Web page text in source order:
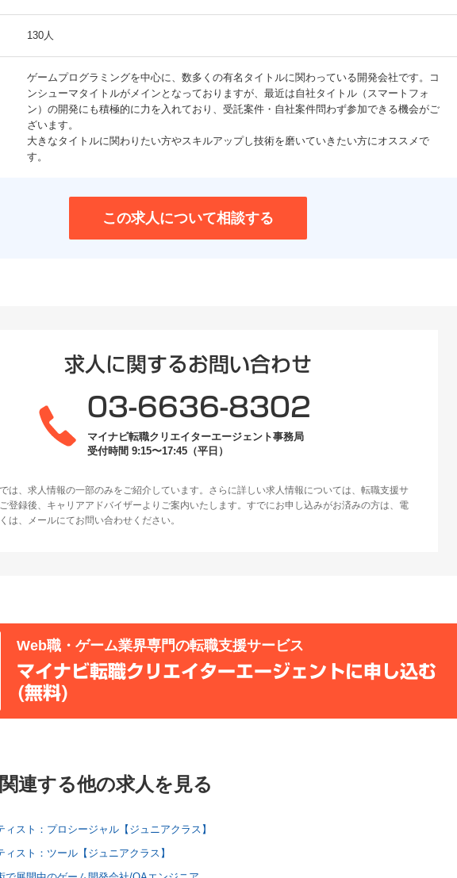
130人
ゲームプログラミングを中心に、数多くの有名タイトルに関わっている開発会社です。コ
ンシューマタイトルがメインとなっておりますが、最近は自社タイトル（スマートフォ
ン）の開発にも積極的に力を入れており、受託案件・自社案件問わず参加できる機会がご
ざいます。
大きなタイトルに関わりたい方やスキルアップし技術を磨いていきたい方にオススメで
す。
この求人について相談する
求人に関するお問い合わせ
03-6636-8302
マイナビ転職クリエイターエージェント事務局
受付時間 9:15〜17:45（平日）
は、求人情報の一部のみをご紹介しています。さらに詳しい求人情報については、転職支援サ
登録後、キャリアアドバイザーよりご案内いたします。すでにお申し込みがお済みの方は、電
は、メールにてお問い合わせください。
Web職・ゲーム業界専門の転職支援サービス
マイナビ転職クリエイターエージェントに申し込む
(無料)
連する他の求人を見る
ィスト：プロシージャル【ジュニアクラス】
ィスト：ツール【ジュニアクラス】